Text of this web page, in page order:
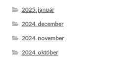
2025. január
2024. december
2024. november
2024. október